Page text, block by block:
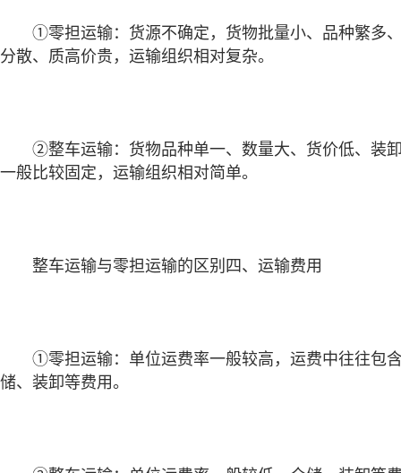
①零担运输：货源不确定，货物批量小、品种繁多
分散、质高价贵，运输组织相对复杂。
②整车运输：货物品种单一、数量大、货价低、装
一般比较固定，运输组织相对简单。
整车运输与零担运输的区别四、运输费用
①零担运输：单位运费率一般较高，运费中往往包
储、装卸等费用。